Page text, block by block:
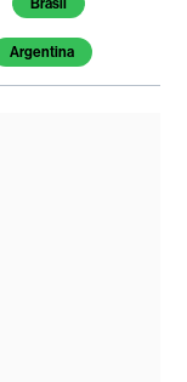
Brasil
Argentina